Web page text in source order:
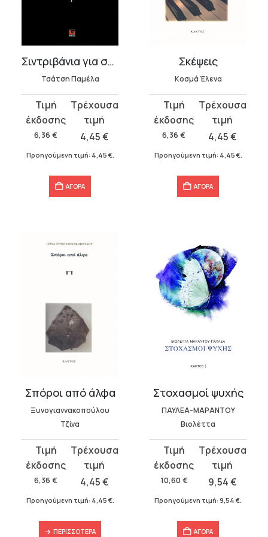
Σιντριβάνια για σάουντρακ
Τσάτση Παμέλα
6,36 €
Original
price
was:
4,45€
τρέχουσα
τιμή
Προηγούμενη τιμή: 4,45 €.
ΑΓΟΡΑ
Σκέψεις
Κοσμά Έλενα
6,36 €
Original
price
was:
4,45€
τρέχουσα
τιμή
Προηγούμενη τιμή: 4,45 €.
ΑΓΟΡΑ
Σπόροι από άλφα
Ξυνογιαννακοπούλου
Τζίνα
6,36 €
Original
price
was:
6,36 €.
4,45€
τρέχουσα
τιμή
είναι:
Προηγούμενη τιμή: 4,45 €.
ΠΕΡΙΣΣΌΤΕΡΑ
Στοχασμοί ψυχής
ΠΑΥΛΕΑ-ΜΑΡΑΝΤΟΥ
Βιολέττα
10,60 €
Original
price
was:
10,60 €.
9,54€
τρέχουσα
τιμή
είναι:
Προηγούμενη τιμή: 9,54 €.
ΑΓΟΡΑ